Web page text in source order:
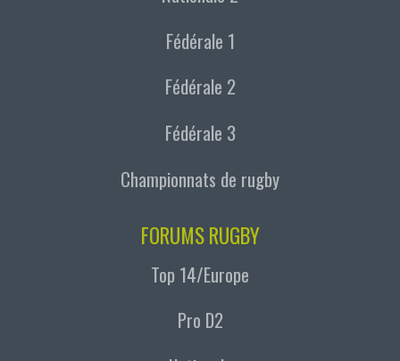
Fédérale 1
Fédérale 2
Fédérale 3
Championnats de rugby
FORUMS RUGBY
Top 14/Europe
Pro D2